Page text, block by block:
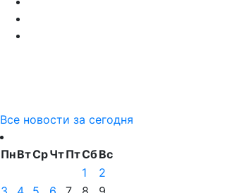
Все новости за сегодня
ПнВтСрЧтПтСбВс
1
2